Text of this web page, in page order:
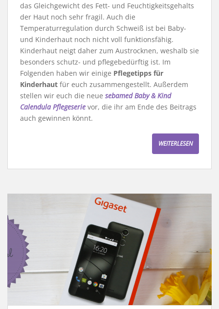
das Gleichgewicht des Fett- und Feuchtigkeitsgehalts
der Haut noch sehr fragil. Auch die
Temperaturregulation durch Schweiß ist bei Baby-
und Kinderhaut noch nicht voll funktionsfähig.
Kinderhaut neigt daher zum Austrocknen, weshalb sie
besonders schutz- und pflegebedürftig ist. Im
Folgenden haben wir einige Pflegetipps für
Kinderhaut für euch zusammengestellt. Außerdem
stellen wir euch die neue sebamed Baby & Kind
Calendula Pflegeserie vor, die ihr am Ende des Beitrags
auch gewinnen könnt.
WEITERLESEN